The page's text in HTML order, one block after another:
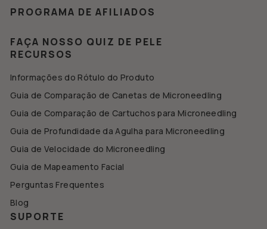
PROGRAMA DE AFILIADOS
FAÇA NOSSO QUIZ DE PELE
RECURSOS
Informações do Rótulo do Produto
Guia de Comparação de Canetas de Microneedling
Guia de Comparação de Cartuchos para Microneedling
Guia de Profundidade da Agulha para Microneedling
Guia de Velocidade do Microneedling
Guia de Mapeamento Facial
Perguntas Frequentes
Blog
SUPORTE